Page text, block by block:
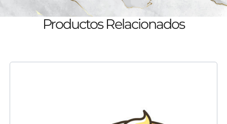
Productos Relacionados